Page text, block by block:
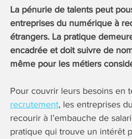
La pénurie de talents peut
entreprises du numérique à
étrangers. La pratique
encadrée et doit suivre de
même pour les métiers
Pour couvrir leurs besoins en
recrutement, les entreprises
recourir à l’embauche de
pratique qui trouve un intérêt